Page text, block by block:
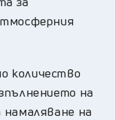
количество
на
на